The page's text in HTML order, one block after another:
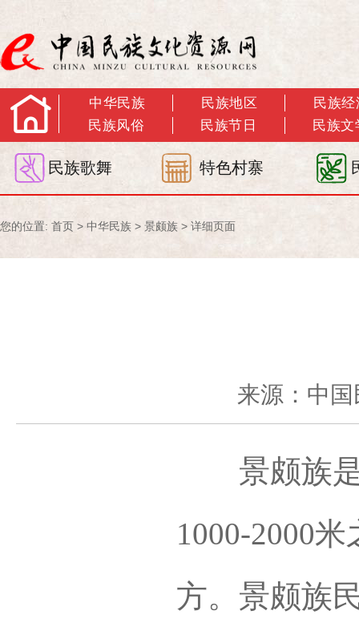
中华民族 民族地区
民族经
民族风俗
民族节日 民族文
民族歌舞 特色村寨
您的位置: 首页 > 中华民族 > 景颇族 > 详细页面
来源：中
景颇族是
1000-2000
方。景颇族